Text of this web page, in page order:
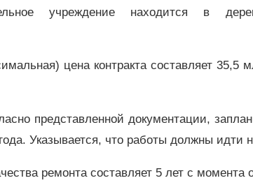
учреждение находится в
цена контракта составляет
представленной документации,
Указывается, что работы должны идти
ремонта составляет 5 лет с